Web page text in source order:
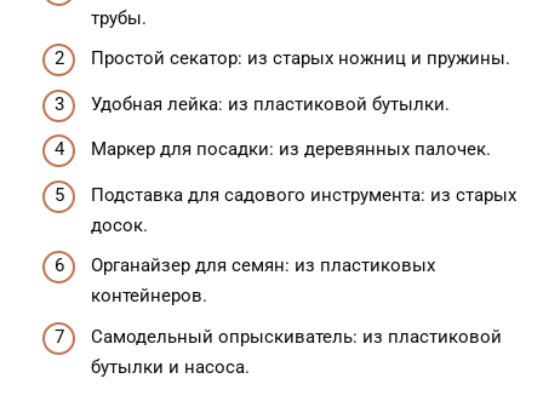
трубы.
Простой секатор: из старых ножниц и пружины.
Удобная лейка: из пластиковой бутылки.
Маркер для посадки: из деревянных палочек.
Подставка для садового инструмента: из старых
досок.
Органайзер для семян: из пластиковых
контейнеров.
Самодельный опрыскиватель: из пластиковой
бутылки и насоса.